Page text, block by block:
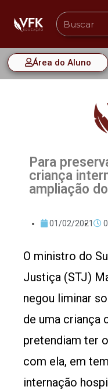
Área do Aluno
Para
criança
ampliação
01/02/2021
O ministro do
Justiça (STJ)
negou liminar
de uma criança
pretendiam ter
com ela, em
internação